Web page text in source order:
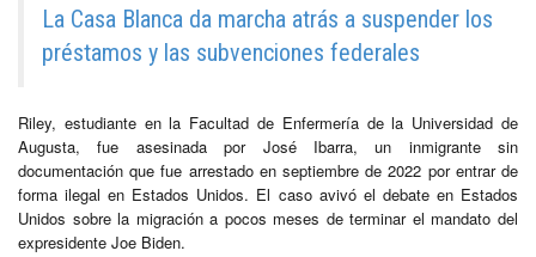
La Casa Blanca da marcha atrás a suspender los
préstamos y las subvenciones federales
Riley, estudiante en la Facultad de Enfermería de la Universidad de
Augusta, fue asesinada por José Ibarra, un inmigrante sin
documentación que fue arrestado en septiembre de 2022 por entrar de
forma ilegal en Estados Unidos. El caso avivó el debate en Estados
Unidos sobre la migración a pocos meses de terminar el mandato del
expresidente Joe Biden.